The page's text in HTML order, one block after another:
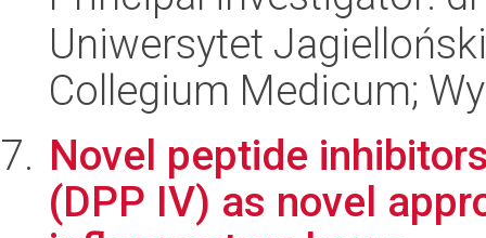
Uniwersytet
Collegium Medicum;
Novel peptide
(DPP IV) as novel